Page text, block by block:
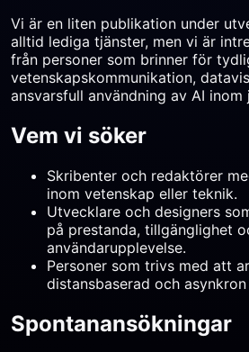
Vi är en liten publikation under
alltid lediga tjänster, men vi är
från personer som brinner för
vetenskapskommunikation,
ansvarsfull användning av AI inom
Vem vi söker
Skribenter och redaktörer
inom vetenskap eller teknik.
Utvecklare och designers
på prestanda, tillgänglighet
användarupplevelse.
Personer som trivs med att
distansbaserad och
Spontanansökningar